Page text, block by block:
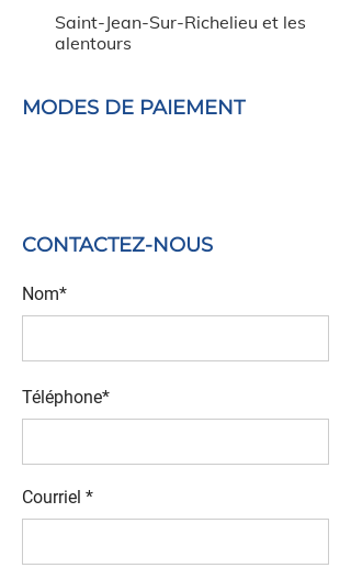
Saint-Jean-Sur-Richelieu et les
alentours
MODES DE PAIEMENT
CONTACTEZ-NOUS
Nom*
Téléphone*
Courriel *